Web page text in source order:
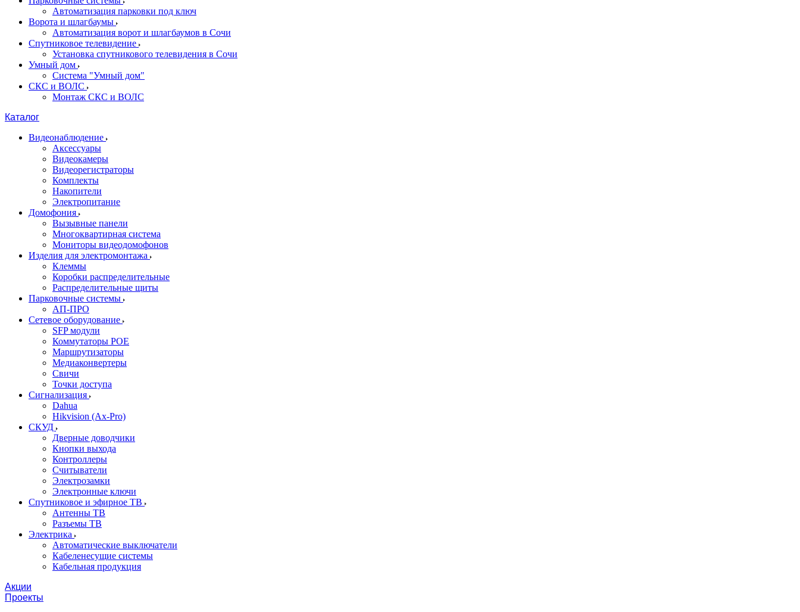
Автоматизация парковки под ключ
Ворота и шлагбаумы
Автоматизация ворот и шлагбаумов в Сочи
Спутниковое телевидение
Установка спутникового телевидения в Сочи
Умный дом
Система "Умный дом"
СКС и ВОЛС
Монтаж СКС и ВОЛС
Каталог
Видеонаблюдение
Аксессуары
Видеокамеры
Видеорегистраторы
Комплекты
Накопители
Электропитание
Домофония
Вызывные панели
Многоквартирная система
Мониторы видеодомофонов
Изделия для электромонтажа
Клеммы
Коробки распределительные
Распределительные щиты
Парковочные системы
АП-ПРО
Сетевое оборудование
SFP модули
Коммутаторы POE
Маршрутизаторы
Медиаконвертеры
Свичи
Точки доступа
Сигнализация
Dahua
Hikvision (Ax-Pro)
СКУД
Дверные доводчики
Кнопки выхода
Контроллеры
Считыватели
Электрозамки
Электронные ключи
Спутниковое и эфирное ТВ
Антенны ТВ
Разъемы ТВ
Электрика
Автоматические выключатели
Кабеленесущие системы
Кабельная продукция
Акции
Проекты